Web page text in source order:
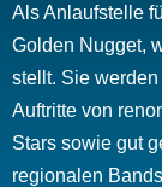
Als Anlaufstelle
Golden Nugget,
stellt. Sie
Auftritte von
Stars sowie gut
regionalen